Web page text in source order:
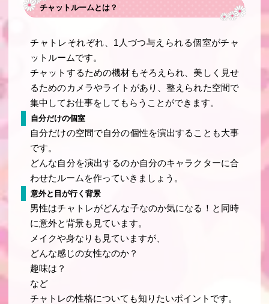
チャットルームとは？
チャトレそれぞれ、1人づつ与えられる個室がチャ
ットルームです。
チャットするための機材もそろえられ、美しく見せ
るためのカメラやライトがあり、整えられた空間で
集中してお仕事をしてもらうことができます。
自分だけの個室
自分だけの空間で自分の個性を演出することも大事
です。
どんな自分を演出するのか自分のキャラクターに合
わせたルームを作っていきましょう。
意外と目が行く背景
男性はチャトレがどんな子なのか気になる！と同時
に意外と背景も見ています。
メイクや身なりも見ていますが、
どんな感じの女性なのか？
趣味は？
など
チャトレの性格についても知りたいポイントです。